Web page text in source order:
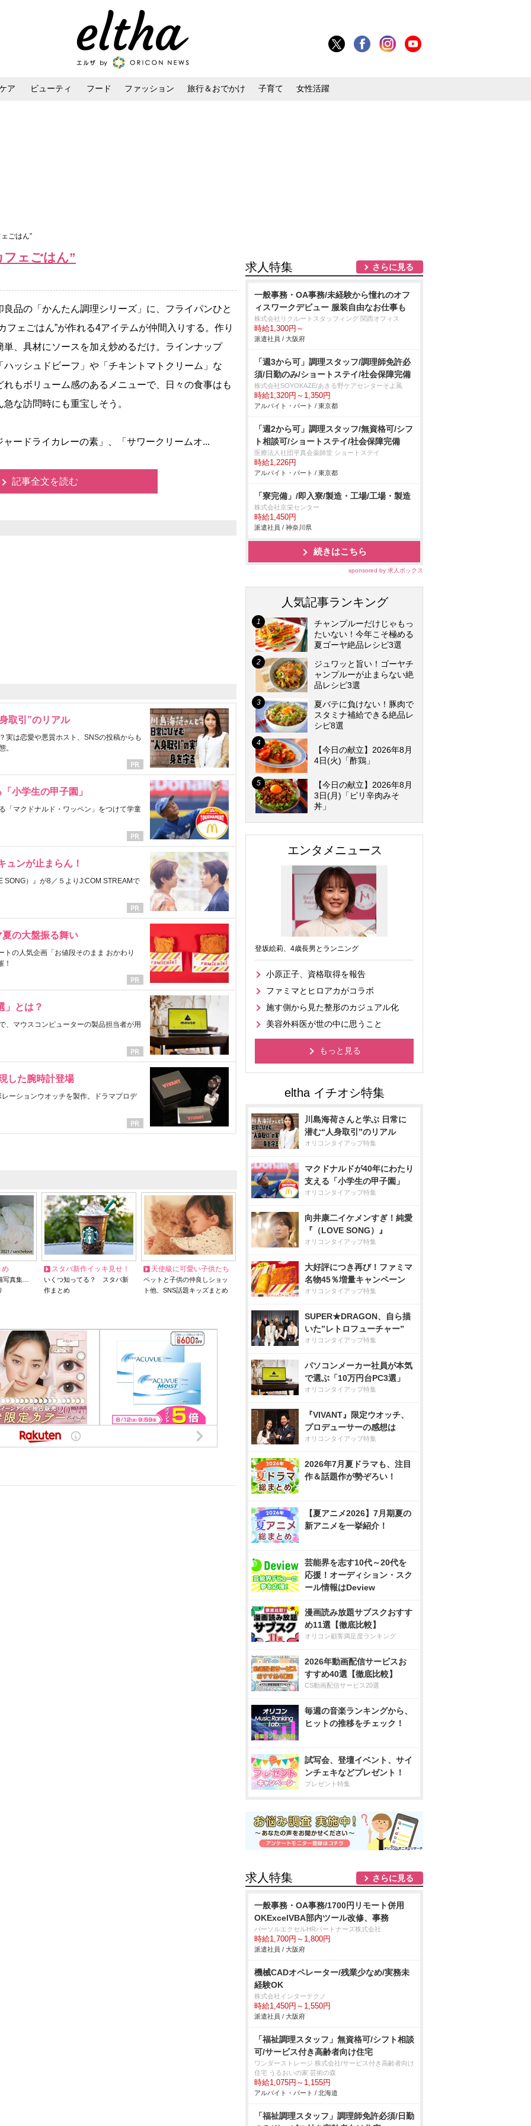
ア ビューティ フード ファッション 旅行＆おでかけ 子育て 女性活躍
ごはん”
ェごはん”
品の「かんたん調理シリーズ」に、フライパンひと
フェごはん”が作れる4アイテムが仲間入りする。作り
単、具材にソースを加え炒めるだけ。ラインナップ
ハッシュドビーフ」や「チキントマトクリーム」な
れもボリューム感のあるメニューで、日々の食事はも
急な訪問時にも重宝しそう。
ードライカレーの素」、「サワークリームオ...
記事全文を読む
取引”のリアル
実は恋愛や悪質ホスト、SNSの投稿からも
。
小学生の甲子園」
「マクドナルド・ワッペン」をつけて学童
ュンが止まらん！
SONG）』が8／５よりJ:COM STREAMで
の大盤振る舞い
の人気企画「お値段そのまま おかわり
！
」とは？
、マウスコンピューターの製品担当者が用
した腕時計登場
ーションウオッチを製作。ドラマプロデ
め
写真集…
スタバ新作イッキ見せ！
いくつ知ってる？ スタバ新
作まとめ
天使級に可愛い子供たち
ペットと子供の仲良しショッ
ト他、SNS話題キッズまとめ
求人特集 さらに見る
一般事務・OA事務/未経験から憧れのオフ
ィスワークデビュー 服装自由なお仕事も
株式会社リクルートスタッフィング 関西オフィス
時給1,300円～
派遣社員 / 大阪府
「週3から可」調理スタッフ/調理師免許必
須/日勤のみ/ショートステイ/社会保障完備
株式会社SOYOKAZE/あきる野ケアセンターそよ風
時給1,320円～1,350円
アルバイト・パート / 東京都
「週2から可」調理スタッフ/無資格可/シフ
ト相談可/ショートステイ/社会保障完備
医療法人社団平真会薬師堂 ショートステイ
時給1,226円
アルバイト・パート / 東京都
「寮完備」/即入寮/製造・工場/工場・製造
株式会社京栄センター
時給1,450円
派遣社員 / 神奈川県
続きはこちら
sponsored by 求人ボックス
人気記事ランキング
チャンプルーだけじゃもっ
たいない！今年こそ極める
夏ゴーヤ絶品レシピ3選
ジュワッと旨い！ゴーヤチ
ャンプルーが止まらない絶
品レシピ3選
夏バテに負けない！豚肉で
スタミナ補給できる絶品レ
シピ8選
【今日の献立】2026年8月
4日(火)「酢鶏」
【今日の献立】2026年8月
3日(月)「ピリ辛肉みそ
丼」
エンタメニュース
登坂絵莉、4歳長男とランニング
小原正子、資格取得を報告
ファミマとヒロアカがコラボ
施す側から見た整形のカジュアル化
美容外科医が世の中に思うこと
もっと見る
川島海荷さんと学ぶ 日常に
潜む“人身取引”のリアル
オリコンタイアップ特集
マクドナルドが40年にわたり
支える「小学生の甲子園」
オリコンタイアップ特集
向井康二イケメンすぎ！純愛
『（LOVE SONG）』
オリコンタイアップ特集
大好評につき再び！ファミマ
名物45％増量キャンペーン
オリコンタイアップ特集
SUPER★DRAGON、自ら描
いた”レトロフューチャー”
オリコンタイアップ特集
パソコンメーカー社員が本気
で選ぶ「10万円台PC3選」
オリコンタイアップ特集
『VIVANT』限定ウオッチ、
プロデューサーの感想は
オリコンタイアップ特集
2026年7月夏ドラマも、注目
作＆話題作が勢ぞろい！
【夏アニメ2026】7月期夏の
新アニメを一挙紹介！
芸能界を志す10代～20代を
応援！オーディション・スク
ール情報はDeview
漫画読み放題サブスクおすす
め11選【徹底比較】
オリコン顧客満足度ランキング
2026年動画配信サービスお
すすめ40選【徹底比較】
CS動画配信サービス20選
毎週の音楽ランキングから、
ヒットの推移をチェック！
試写会、登壇イベント、サイ
ンチェキなどプレゼント！
プレゼント特集
求人特集 さらに見る
一般事務・OA事務/1700円リモート併用
OKExcelVBA部内ツール改修、事務
パーソルエクセルHRパートナーズ株式会社
時給1,700円～1,800円
派遣社員 / 大阪府
機械CADオペレーター/残業少なめ/実務未
経験OK
株式会社インターテクノ
時給1,450円～1,550円
派遣社員 / 大阪府
「福祉調理スタッフ」無資格可/シフト相談
可/サービス付き高齢者向け住宅
ワンダーストレージ 株式会社/サービス付き高齢者向け
住宅 うるおいの家 芸術の森
時給1,075円～1,155円
アルバイト・パート / 北海道
「福祉調理スタッフ」調理師免許必須/日勤